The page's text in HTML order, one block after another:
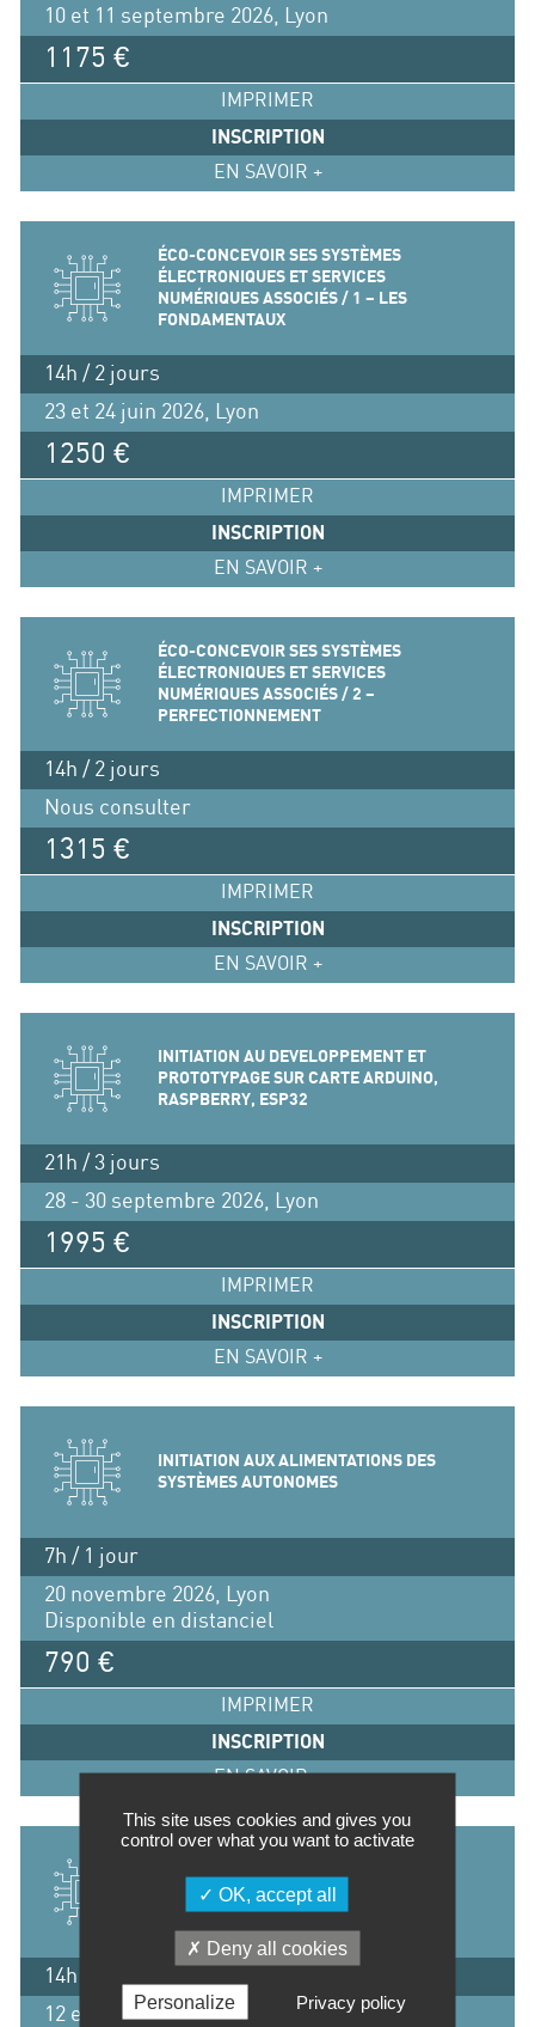
10 et 11 septembre 2026, Lyon
1175 €
IMPRIMER
INSCRIPTION
EN SAVOIR +
ÉCO-CONCEVOIR SES SYSTÈMES
ÉLECTRONIQUES ET SERVICES
NUMÉRIQUES ASSOCIÉS / 1 – LES
FONDAMENTAUX
14h / 2 jours
23 et 24 juin 2026, Lyon
1250 €
IMPRIMER
INSCRIPTION
EN SAVOIR +
ÉCO-CONCEVOIR SES SYSTÈMES
ÉLECTRONIQUES ET SERVICES
NUMÉRIQUES ASSOCIÉS / 2 –
PERFECTIONNEMENT
14h / 2 jours
Nous consulter
1315 €
IMPRIMER
INSCRIPTION
EN SAVOIR +
INITIATION AU DEVELOPPEMENT ET
PROTOTYPAGE SUR CARTE ARDUINO,
RASPBERRY, ESP32
21h / 3 jours
28 - 30 septembre 2026, Lyon
1995 €
IMPRIMER
INSCRIPTION
EN SAVOIR +
INITIATION AUX ALIMENTATIONS DES
SYSTÈMES AUTONOMES
7h / 1 jour
20 novembre 2026, Lyon
Disponible en distanciel
790 €
IMPRIMER
INSCRIPTION
EN SAVOIR +
COMMUNICATION POUR L’IOT ET
L’EMBARQUÉ
14h / 2 jours
12 et 13 octobre 2026, Lyon
This site uses cookies and gives you
control over what you want to activate
OK, accept all
Deny all cookies
Personalize Privacy policy